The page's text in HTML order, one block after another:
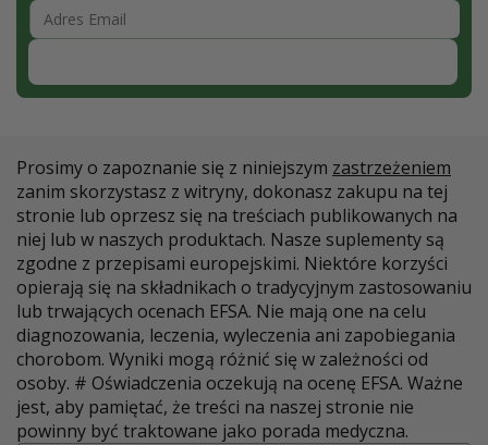
Prosimy o zapoznanie się z niniejszym zastrzeżeniem
zanim skorzystasz z witryny, dokonasz zakupu na tej
stronie lub oprzesz się na treściach publikowanych na
niej lub w naszych produktach. Nasze suplementy są
zgodne z przepisami europejskimi. Niektóre korzyści
opierają się na składnikach o tradycyjnym zastosowaniu
lub trwających ocenach EFSA. Nie mają one na celu
diagnozowania, leczenia, wyleczenia ani zapobiegania
chorobom. Wyniki mogą różnić się w zależności od
osoby. # Oświadczenia oczekują na ocenę EFSA. Ważne
jest, aby pamiętać, że treści na naszej stronie nie
powinny być traktowane jako porada medyczna.